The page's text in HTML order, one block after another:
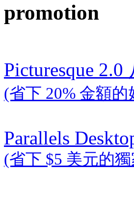
promotion
Picturesque 2.0
(省下 20% 金額
Parallels
(省下 $5 美元的